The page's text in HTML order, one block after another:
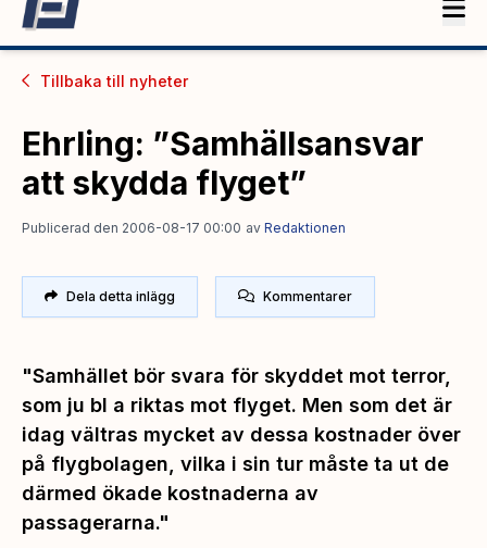
Tillbaka till nyheter
Ehrling: ”Samhällsansvar
att skydda flyget”
Publicerad den 2006-08-17 00:00 av Redaktionen
Dela detta inlägg Kommentarer
"Samhället bör svara för skyddet mot terror,
som ju bl a riktas mot flyget. Men som det är
idag vältras mycket av dessa kostnader över
på flygbolagen, vilka i sin tur måste ta ut de
därmed ökade kostnaderna av
passagerarna."